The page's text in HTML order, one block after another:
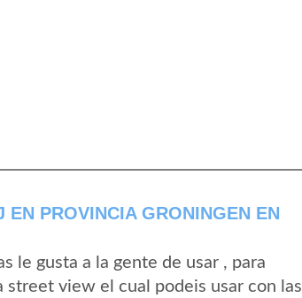
PROVINCIA GRONINGEN EN
le gusta a la gente de usar , para
view el cual podeis usar con las